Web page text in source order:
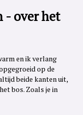
- over het
en ik verlang
op de
beide kanten uit,
bos. Zoals je in